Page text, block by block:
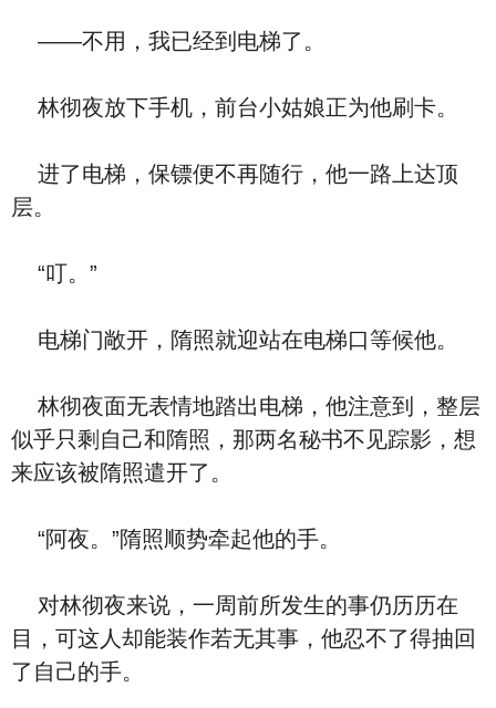
——不用，我已经到电梯了。
林彻夜放下手机，前台小姑娘正为他刷卡。
进了电梯，保镖便不再随行，他一路上达顶
层。
“叮。”
电梯门敞开，隋照就迎站在电梯口等候他。
林彻夜面无表情地踏出电梯，他注意到，整层
似乎只剩自己和隋照，那两名秘书不见踪影，想
来应该被隋照遣开了。
“阿夜。”隋照顺势牵起他的手。
对林彻夜来说，一周前所发生的事仍历历在
目，可这人却能装作若无其事，他忍不了得抽回
了自己的手。